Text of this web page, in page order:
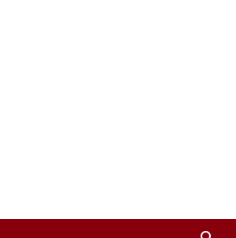
info.cz
on-line